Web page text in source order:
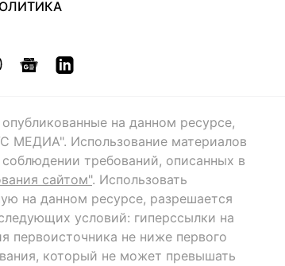
на данном ресурсе,
МЕДИА". Использование материалов
требований, описанных в
сайтом". Использовать
на данном ресурсе, разрешается
условий: гиперссылки на
первоисточника не ниже первого
который не может превышать